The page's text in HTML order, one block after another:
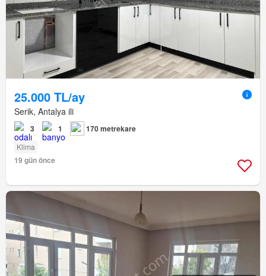
25.000 TL/ay
Serik, Antalya ili
3 1 170 metrekare
Klima
19 gün önce